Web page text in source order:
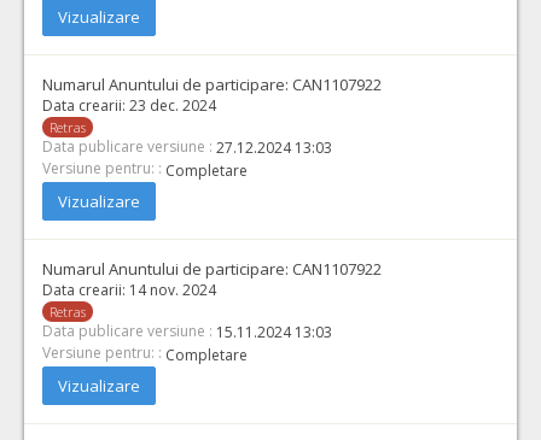
Vizualizare
Numarul Anuntului de participare: CAN1107922
Data crearii: 23 dec. 2024
Retras
Data publicare versiune : 27.12.2024 13:03
Versiune pentru: : Completare
Vizualizare
Numarul Anuntului de participare: CAN1107922
Data crearii: 14 nov. 2024
Retras
Data publicare versiune : 15.11.2024 13:03
Versiune pentru: : Completare
Vizualizare